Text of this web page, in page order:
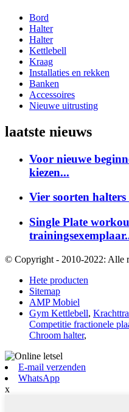
Bord
Halter
Halter
Kettlebell
Kraag
Installaties en rekken
Banken
Accessoires
Nieuwe uitrusting
laatste nieuws
Voor nieuwe
kiezen...
Vier soorten
Single Plate
© Copyright - 2010-2022: Alle
Hete producten
Sitemap
AMP Mobiel
Gym Kettlebell,
Competitie fractionele
Chroom halter,
E-mail verzenden
WhatsApp
x